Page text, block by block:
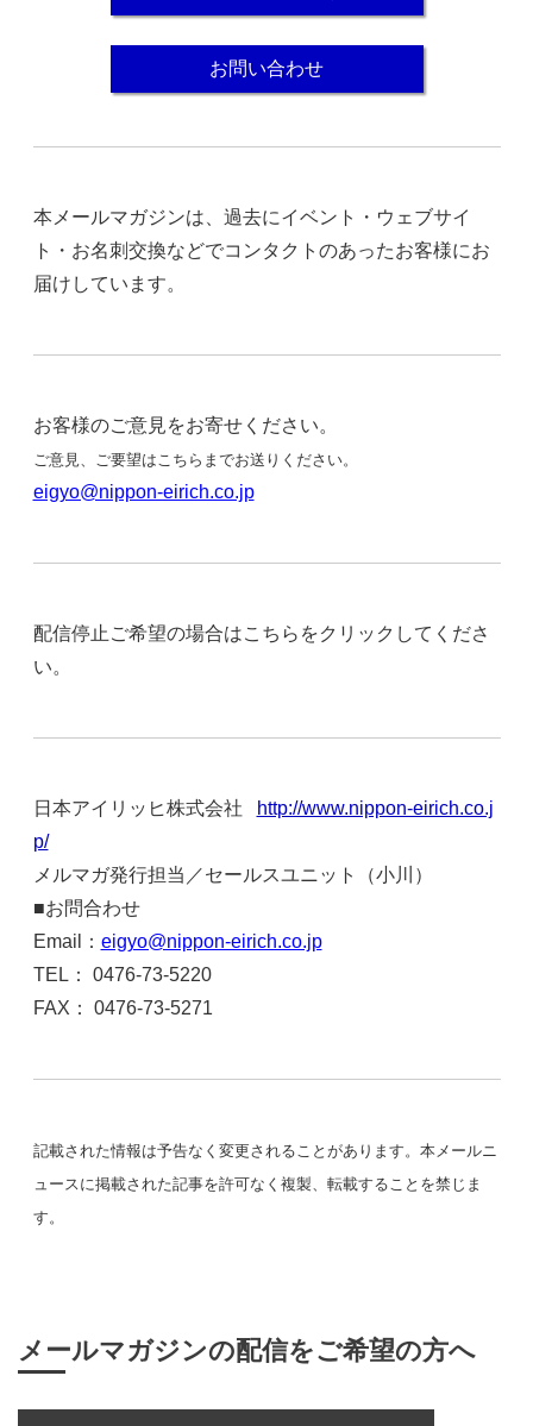
お問い合わせ
本メールマガジンは、過去にイベント・ウェブサイ
ト・お名刺交換などでコンタクトのあったお客様にお
届けしています。
お客様のご意見をお寄せください。
ご意見、ご要望はこちらまでお送りください。
eigyo@nippon-eirich.co.jp
配信停止ご希望の場合はこちらをクリックしてくださ
い。
日本アイリッヒ株式会社
http://www.nippon-eirich.co.j
p/
メルマガ発行担当／セールスユニット（小川）
■お問合わせ
Email： eigyo@nippon-eirich.co.jp
TEL： 0476-73-5220
FAX： 0476-73-5271
記載された情報は予告なく変更されることがあります。本メールニ
ュースに掲載された記事を許可なく複製、転載することを禁じま
す。
メールマガジンの配信をご希望の方へ